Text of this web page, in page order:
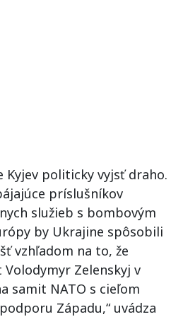
Kyjev politicky vyjsť draho.
príslušníkov
služieb s bombovým
by Ukrajine spôsobili
vzhľadom na to, že
Zelenskyj v
samit NATO s cieľom
Západu,“ uvádza